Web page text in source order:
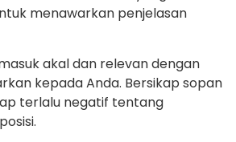
menawarkan penjelasan
akal dan relevan dengan
kepada Anda. Bersikap sopan
terlalu negatif tentang